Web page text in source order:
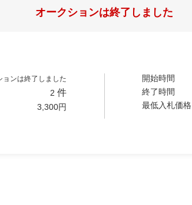
オークションは終了しました
ョンは終了しました
2 件
3,300円
開始時間
終了時間
最低入札価格